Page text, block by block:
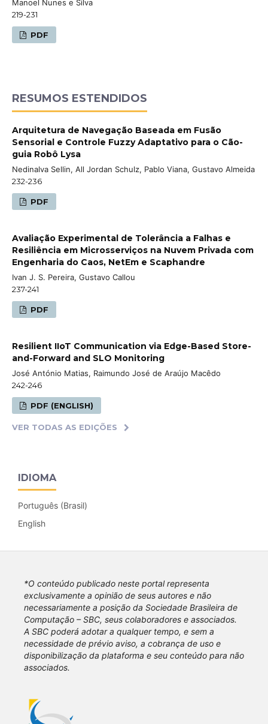
Manoel Nunes e Silva
219-231
PDF
RESUMOS ESTENDIDOS
Arquitetura de Navegação Baseada em Fusão
Sensorial e Controle Fuzzy Adaptativo para o Cão-
guia Robô Lysa
Nedinalva Sellin, All Jordan Schulz, Pablo Viana, Gustavo Almeida
232-236
PDF
Avaliação Experimental de Tolerância a Falhas e
Resiliência em Microsserviços na Nuvem Privada com
Engenharia do Caos, NetEm e Scaphandre
Ivan J. S. Pereira, Gustavo Callou
237-241
PDF
Resilient IIoT Communication via Edge-Based Store-
and-Forward and SLO Monitoring
José António Matias, Raimundo José de Araújo Macêdo
242-246
PDF (ENGLISH)
VER TODAS AS EDIÇÕES
IDIOMA
Português (Brasil)
English
*O conteúdo publicado neste portal representa
exclusivamente a opinião de seus autores e não
necessariamente a posição da Sociedade Brasileira de
Computação – SBC, seus colaboradores e associados.
A SBC poderá adotar a qualquer tempo, e sem a
necessidade de prévio aviso, a cobrança de uso e
disponibilização da plataforma e seu conteúdo para não
associados.